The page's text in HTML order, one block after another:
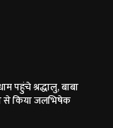
पहुंचे श्रद्धालु, बाबा
से किया जलभिषेक